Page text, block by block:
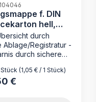
f. DIN
hell,
durch
Ablage/Registratur -
durch sichere
wie bei hängender
- Made in Germany
(1,05 € / 1 Stück)
€